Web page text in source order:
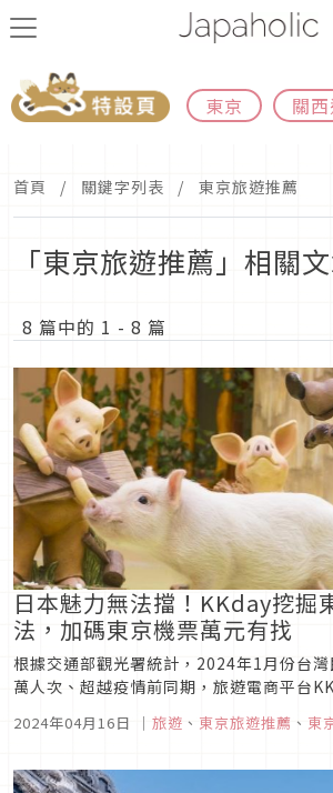
東京 關
首頁 關鍵字列表 東京旅遊推薦
「東京旅遊推薦」相關
8 篇中的 1 - 8 篇
日本魅力無法擋！KKday挖掘
法，加碼東京機票萬元有找
根據交通部觀光署統計，2024年1月份台
萬人次、超越疫情前同期，旅遊電商平台
除了櫻花綻放外，大型觀光盛事也接力起跑
2024年04月16日 ｜ 旅遊 、 東京旅遊推薦 、 東